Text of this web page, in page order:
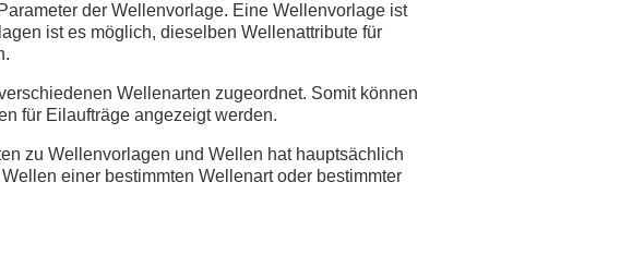
der Wellenvorlage. Eine Wellenvorlage ist
ist es möglich, dieselben Wellenattribute für
Wellenarten zugeordnet. Somit können
für Eilaufträge angezeigt werden.
zu Wellenvorlagen und Wellen hat hauptsächlich
einer bestimmten Wellenart oder bestimmter